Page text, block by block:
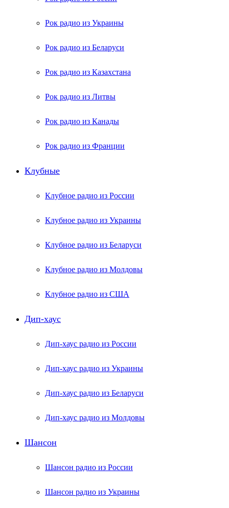
Рок радио из Украины
Рок радио из Беларуси
Рок радио из Казахстана
Рок радио из Литвы
Рок радио из Канады
Рок радио из Франции
Клубные
Клубное радио из России
Клубное радио из Украины
Клубное радио из Беларуси
Клубное радио из Молдовы
Клубное радио из США
Дип-хаус
Дип-хаус радио из России
Дип-хаус радио из Украины
Дип-хаус радио из Беларуси
Дип-хаус радио из Молдовы
Шансон
Шансон радио из России
Шансон радио из Украины